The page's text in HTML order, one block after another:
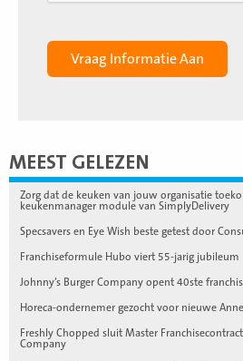
MEEST GELEZEN
Zorg dat de keuken van jouw organisatie
keukenmanager module van SimplyDelivery
Specsavers en Eye Wish beste getest door
Franchiseformule Hubo viert 55-jarig jubileum
Johnny’s Burger Company opent 40ste
Horeca-ondernemer gezocht voor nieuwe
Freshly Chopped sluit Master
Company